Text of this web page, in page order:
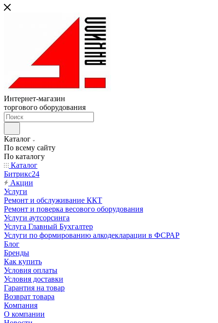
Интернет-магазин
торгового оборудования
Каталог
По всему сайту
По каталогу
Каталог
Битрикс24
Акции
Услуги
Ремонт и обслуживание ККТ
Ремонт и поверка весового оборудования
Услуги аутсорсинга
Услуга Главный Бухгалтер
Услуги по формированию алкодекларации в ФСРАР
Блог
Бренды
Как купить
Условия оплаты
Условия доставки
Гарантия на товар
Возврат товара
Компания
О компании